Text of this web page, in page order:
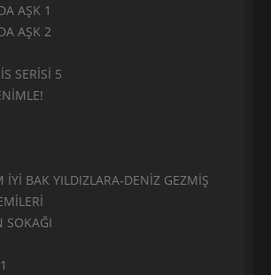
AŞK 1
AŞK 2
SERİSİ 5
İYİ BAK YILDIZLARA-DENİZ GEZMİŞ
SOKAĞI